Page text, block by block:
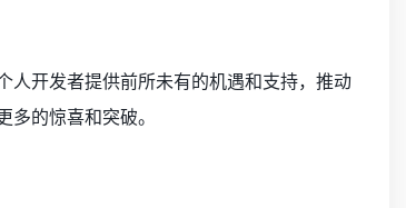
人开发者提供前所未有的机遇和支持，推动
的惊喜和突破。